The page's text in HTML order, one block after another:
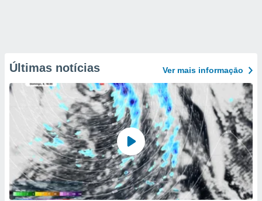
Últimas notícias Ver mais informaçāo